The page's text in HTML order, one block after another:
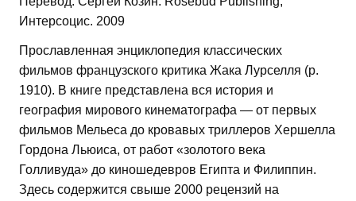
Интерсоцис. 2009
Прославленная энциклопедия классических
фильмов французского критика Жака Лурселля (р.
1910). В книге представлена вся история и
география мирового кинематографа — от первых
фильмов Мельеса до кровавых триллеров Хершелла
Гордона Льюиса, от работ «золотого века
Голливуда» до киношедевров Египта и Филиппин.
Здесь содержится свыше 2000 рецензий на